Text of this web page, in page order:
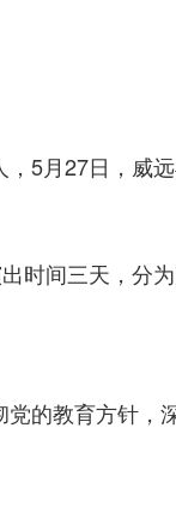
5月27日，威
时间三天，
的教育方针